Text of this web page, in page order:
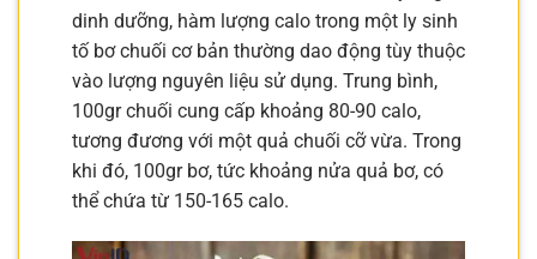
dinh dưỡng, hàm lượng calo trong một ly sinh
tố bơ chuối cơ bản thường dao động tùy thuộc
vào lượng nguyên liệu sử dụng. Trung bình,
100gr chuối cung cấp khoảng 80-90 calo,
tương đương với một quả chuối cỡ vừa. Trong
khi đó, 100gr bơ, tức khoảng nửa quả bơ, có
thể chứa từ 150-165 calo.